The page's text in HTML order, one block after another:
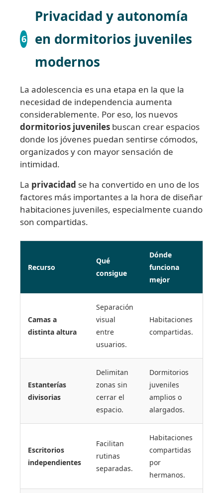
6
Privacidad y autonomía
en dormitorios juveniles
modernos
La adolescencia es una etapa en la que la
necesidad de independencia aumenta
considerablemente. Por eso, los nuevos
dormitorios juveniles buscan crear espacios
donde los jóvenes puedan sentirse cómodos,
organizados y con mayor sensación de
intimidad.
La privacidad se ha convertido en uno de los
factores más importantes a la hora de diseñar
habitaciones juveniles, especialmente cuando
son compartidas.
Recurso
Qué
consigue
Dónde
funciona
mejor
Camas a
distinta altura
Separación
visual
entre
usuarios.
Habitaciones
compartidas.
Estanterías
divisorias
Delimitan
zonas sin
cerrar el
espacio.
Dormitorios
juveniles
amplios o
alargados.
Escritorios
independientes
Facilitan
rutinas
separadas.
Habitaciones
compartidas
por
hermanos.